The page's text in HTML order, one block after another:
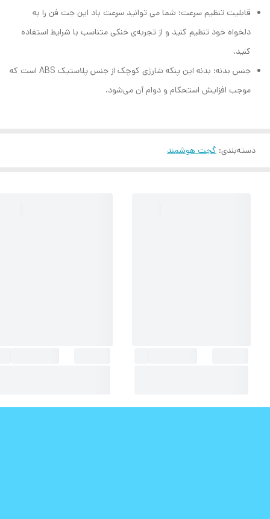
قابلیت تنظیم سرعت: شما می توانید سرعت باد این جت فن را به
دلخواه خود تنظیم کنید و از تجربه‌ی خنکی متناسب با شرایط استفاده
کنید.
جنس بدنه: بدنه این پنکه شارژی کوچک از جنس پلاستیک ABS است که
موجب افزایش استحکام و دوام آن می‌شود.
دسته‌بندی: گجت هوشمند